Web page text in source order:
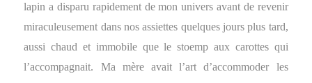
lapin a disparu rapidement de mon univers avant de revenir
miraculeusement dans nos assiettes quelques jours plus tard,
aussi chaud et immobile que le stoemp aux carottes qui
l’accompagnait. Ma mère avait l’art d’accommoder les